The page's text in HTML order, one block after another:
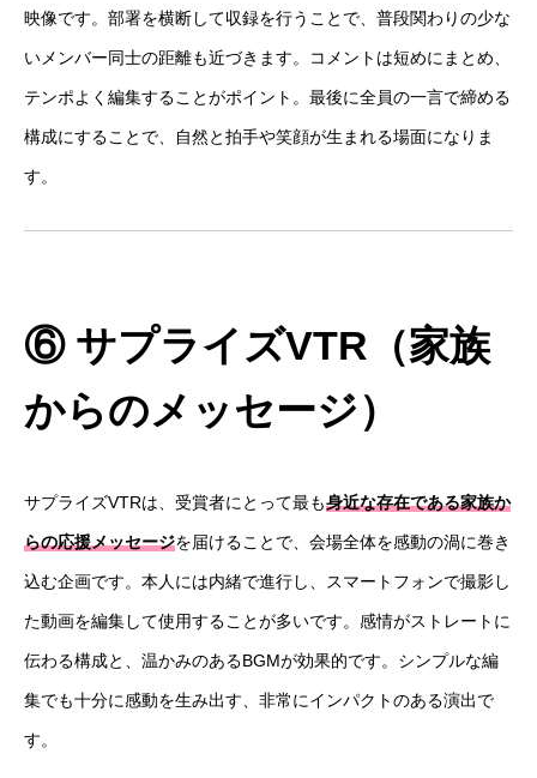
映像です。部署を横断して収録を行うことで、普段関わりの少な
いメンバー同士の距離も近づきます。コメントは短めにまとめ、
テンポよく編集することがポイント。最後に全員の一言で締める
構成にすることで、自然と拍手や笑顔が生まれる場面になりま
す。
⑥ サプライズVTR（家族
からのメッセージ）
サプライズVTRは、受賞者にとって最も身近な存在である家族か
らの応援メッセージを届けることで、会場全体を感動の渦に巻き
込む企画です。本人には内緒で進行し、スマートフォンで撮影し
た動画を編集して使用することが多いです。感情がストレートに
伝わる構成と、温かみのあるBGMが効果的です。シンプルな編
集でも十分に感動を生み出す、非常にインパクトのある演出で
す。